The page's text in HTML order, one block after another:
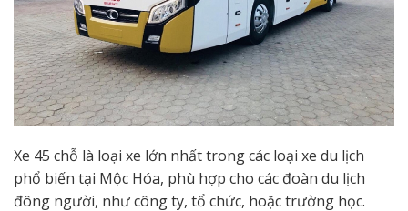
Xe 45 chỗ là loại xe lớn nhất trong các loại xe du lịch
phổ biến tại Mộc Hóa, phù hợp cho các đoàn du lịch
đông người, như công ty, tổ chức, hoặc trường học.